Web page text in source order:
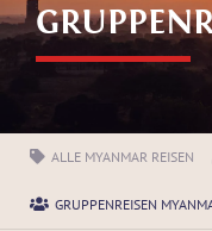
ALLE MYANMAR REISEN
GRUPPENREISEN